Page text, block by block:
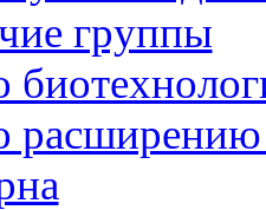
группы
расширению